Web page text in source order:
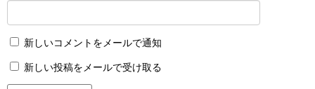
新しいコメントをメールで通知
新しい投稿をメールで受け取る